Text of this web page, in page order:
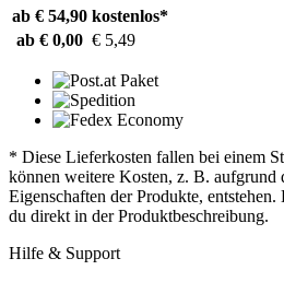
ab € 54,90 kostenlos*
ab € 0,00 € 5,49
* Diese Lieferkosten fallen bei einem
können weitere Kosten, z. B. aufgrund
Eigenschaften der Produkte,
du direkt in der Produktbeschreibung.
Hilfe & Support